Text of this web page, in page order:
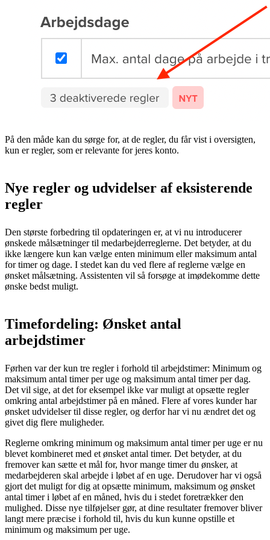
På den måde kan du sørge for, at de regler, du får vist i oversigten,
kun er regler, som er relevante for jeres konto.
Nye regler og udvidelser af eksisterende
regler
Den største forbedring til opdateringen er, at vi nu introducerer
ønskede målsætninger til medarbejderreglerne. Det betyder, at du
ikke længere kun kan vælge enten minimum eller maksimum antal
for timer og dage. I stedet kan du ved flere af reglerne vælge en
ønsket målsætning. Assistenten vil så forsøge at imødekomme dette
ønske bedst muligt.
Timefordeling: Ønsket antal
arbejdstimer
Førhen var der kun tre regler i forhold til arbejdstimer: Minimum og
maksimum antal timer per uge og maksimum antal timer per dag.
Det vil sige, at det for eksempel ikke var muligt at opsætte regler
omkring antal arbejdstimer på en måned. Flere af vores kunder har
ønsket udvidelser til disse regler, og derfor har vi nu ændret det og
givet dig flere muligheder.
Reglerne omkring minimum og maksimum antal timer per uge er nu
blevet kombineret med et ønsket antal timer. Det betyder, at du
fremover kan sætte et mål for, hvor mange timer du ønsker, at
medarbejderen skal arbejde i løbet af en uge. Derudover har vi også
gjort det muligt for dig at opsætte minimum, maksimum og ønsket
antal timer i løbet af en måned, hvis du i stedet foretrækker den
mulighed. Disse nye tilføjelser gør, at dine resultater fremover bliver
langt mere præcise i forhold til, hvis du kun kunne opstille et
minimum og maksimum per uge.